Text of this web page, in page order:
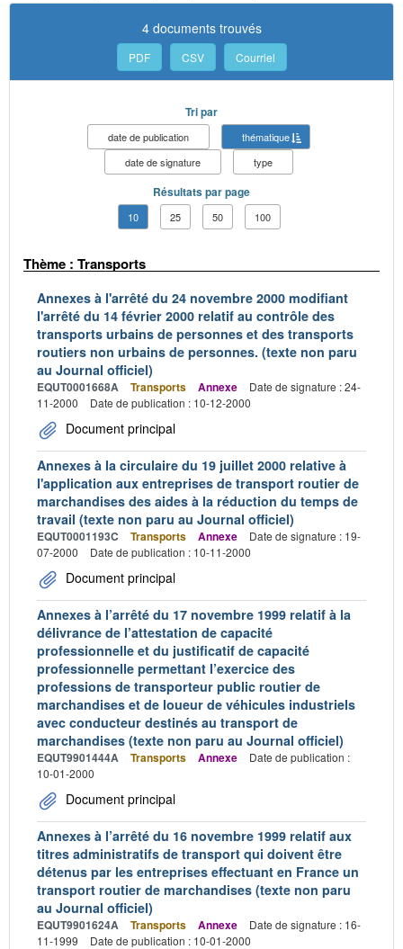
4 documents trouvés
PDF CSV Courriel
Tri par
date de publication
thématique
date de signature
type
Résultats par page
10 25 50 100
Thème : Transports
Annexes à l'arrêté du 24 novembre 2000 modifiant
l'arrêté du 14 février 2000 relatif au contrôle des
transports urbains de personnes et des transports
routiers non urbains de personnes. (texte non paru
au Journal officiel)
EQUT0001668A Transports Annexe
Date de signature : 24-
11-2000
Date de publication : 10-12-2000
Document principal
Annexes à la circulaire du 19 juillet 2000 relative à
l'application aux entreprises de transport routier de
marchandises des aides à la réduction du temps de
travail (texte non paru au Journal officiel)
EQUT0001193C Transports Annexe
Date de signature : 19-
07-2000
Date de publication : 10-11-2000
Document principal
Annexes à l’arrêté du 17 novembre 1999 relatif à la
délivrance de l’attestation de capacité
professionnelle et du justificatif de capacité
professionnelle permettant l’exercice des
professions de transporteur public routier de
marchandises et de loueur de véhicules industriels
avec conducteur destinés au transport de
marchandises (texte non paru au Journal officiel)
EQUT9901444A Transports Annexe
Date de publication :
10-01-2000
Document principal
Annexes à l’arrêté du 16 novembre 1999 relatif aux
titres administratifs de transport qui doivent être
détenus par les entreprises effectuant en France un
transport routier de marchandises (texte non paru
au Journal officiel)
EQUT9901624A Transports Annexe
Date de signature : 16-
11-1999
Date de publication : 10-01-2000